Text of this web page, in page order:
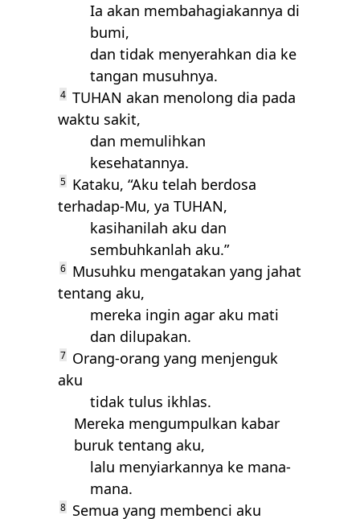
Ia akan membahagiakannya di
bumi,
dan tidak menyerahkan dia ke
tangan musuhnya.
4 TUHAN akan menolong dia pada
waktu sakit,
dan memulihkan
kesehatannya.
5
Kataku, “Aku telah berdosa
terhadap-Mu, ya TUHAN,
kasihanilah aku dan
sembuhkanlah aku.”
6 Musuhku mengatakan yang jahat
tentang aku,
mereka ingin agar aku mati
dan dilupakan.
7 Orang-orang yang menjenguk
aku
tidak tulus ikhlas.
Mereka mengumpulkan kabar
buruk tentang aku,
lalu menyiarkannya ke mana-
mana.
8 Semua yang membenci aku